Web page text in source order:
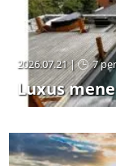
2026.07.21 | 7
Luxus